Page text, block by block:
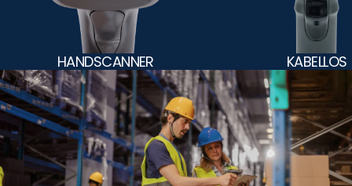
HANDSCANNER KABELLOS